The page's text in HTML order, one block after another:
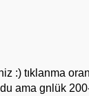
:) tıklanma
ama gnlük